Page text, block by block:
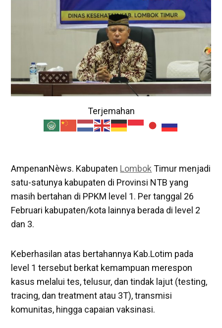
Terjemahan
AmpenanNèws. Kabupaten Lombok Timur menjadi
satu-satunya kabupaten di Provinsi NTB yang
masih bertahan di PPKM level 1. Per tanggal 26
Februari kabupaten/kota lainnya berada di level 2
dan 3.
Keberhasilan atas bertahannya Kab.Lotim pada
level 1 tersebut berkat kemampuan merespon
kasus melalui tes, telusur, dan tindak lajut (testing,
tracing, dan treatment atau 3T), transmisi
komunitas, hingga capaian vaksinasi.